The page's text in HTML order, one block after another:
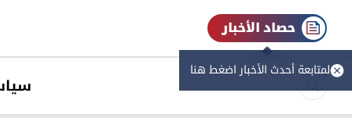
حصاد الأخبار
لمتابعة أحدث الأخبار اضغط هنا